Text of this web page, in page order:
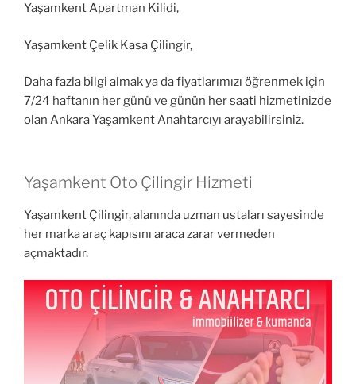
Yaşamkent Apartman Kilidi,
Yaşamkent Çelik Kasa Çilingir,
Daha fazla bilgi almak ya da fiyatlarımızı öğrenmek için
7/24 haftanın her günü ve günün her saati hizmetinizde
olan Ankara Yaşamkent Anahtarcıyı arayabilirsiniz.
Yaşamkent Oto Çilingir Hizmeti
Yaşamkent Çilingir, alanında uzman ustaları sayesinde
her marka araç kapısını araca zarar vermeden
açmaktadır.